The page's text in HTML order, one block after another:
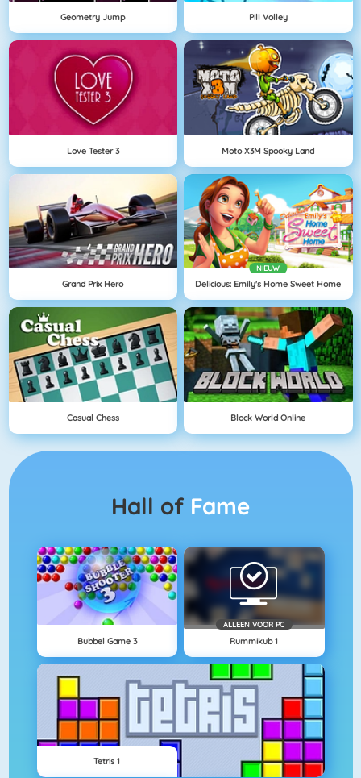
Geometry Jump Pill Volley
Love Tester 3 Moto X3M Spooky Land
Grand Prix Hero
NIEUW
Delicious: Emily's Home Sweet Home
Casual Chess Block World Online
Hall of Fame
Bubbel Game 3
ALLEEN VOOR PC
Rummikub 1
Tetris 1